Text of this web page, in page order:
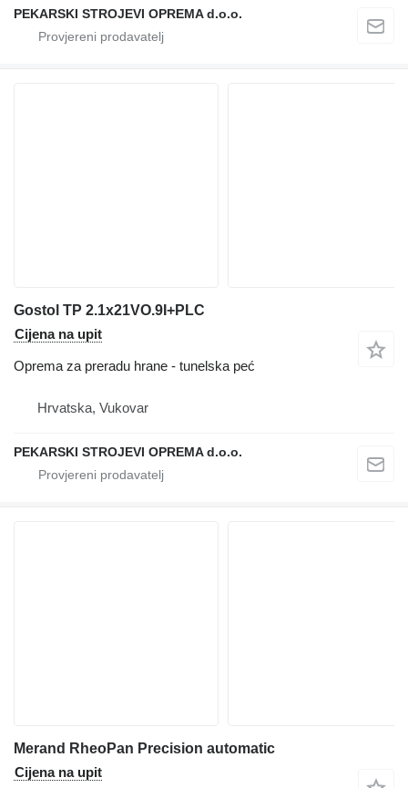
PEKARSKI STROJEVI OPREMA d.o.o.
Gostol TP 2.1x21VO.9I+PLC
Cijena na upit
Oprema za preradu hrane - tunelska peć
Hrvatska, Vukovar
PEKARSKI STROJEVI OPREMA d.o.o.
Merand RheoPan Precision automatic
Cijena na upit